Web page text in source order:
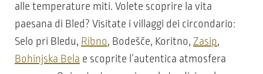
alle temperature miti. Volete scoprire la vita
paesana di Bled? Visitate i villaggi dei circondario:
Selo pri Bledu, Ribno, Bodešče, Koritno, Zasip,
Bohinjska Bela e scoprite l’autentica atmosfera